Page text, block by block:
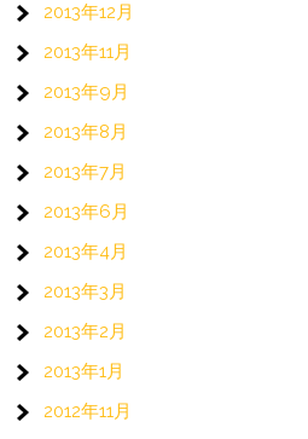
2013年12月
2013年11月
2013年9月
2013年8月
2013年7月
2013年6月
2013年4月
2013年3月
2013年2月
2013年1月
2012年11月